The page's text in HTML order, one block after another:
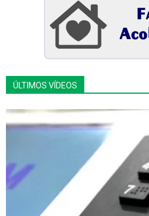
ÚLTIMOS VÍDEOS